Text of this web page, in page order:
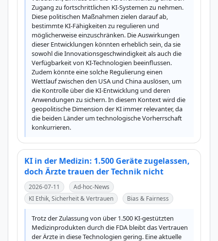
Zugang zu fortschrittlichen KI-Systemen zu nehmen.
Diese politischen Maßnahmen zielen darauf ab,
bestimmte KI-Fähigkeiten zu regulieren und
möglicherweise einzuschränken. Die Auswirkungen
dieser Entwicklungen könnten erheblich sein, da sie
sowohl die Innovationsgeschwindigkeit als auch die
Verfügbarkeit von KI-Technologien beeinflussen.
Zudem könnte eine solche Regulierung einen
Wettlauf zwischen den USA und China auslösen, um
die Kontrolle über die KI-Entwicklung und deren
Anwendungen zu sichern. In diesem Kontext wird die
geopolitische Dimension der KI immer relevanter, da
die beiden Länder um technologische Vorherrschaft
konkurrieren.
KI in der Medizin: 1.500 Geräte zugelassen,
doch Ärzte trauen der Technik nicht
2026-07-11
Ad-hoc-News
KI Ethik, Sicherheit & Vertrauen
Bias & Fairness
Trotz der Zulassung von über 1.500 KI-gestützten
Medizinprodukten durch die FDA bleibt das Vertrauen
der Ärzte in diese Technologien gering. Eine aktuelle